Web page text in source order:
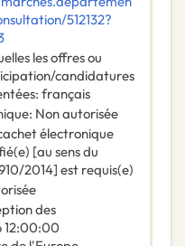
512132?
les offres ou
candidatures
: français
: Non autorisée
électronique
[au sens du
2014] est requis(e)
des
12:00:00